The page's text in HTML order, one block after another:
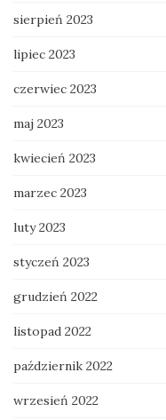
sierpień 2023
lipiec 2023
czerwiec 2023
maj 2023
kwiecień 2023
marzec 2023
luty 2023
styczeń 2023
grudzień 2022
listopad 2022
październik 2022
wrzesień 2022